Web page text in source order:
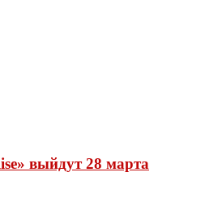
выйдут 28 марта